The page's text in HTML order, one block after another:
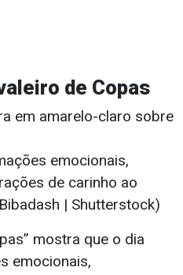
de Copas
emocionais,
de carinho ao
| Shutterstock)
mostra que o dia
emocionais,